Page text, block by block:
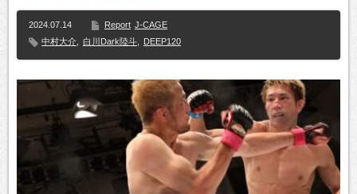
2024.07.14 Report J-CAGE
中村大介
白川Dark陸斗 DEEP120